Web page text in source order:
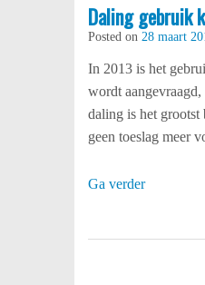
Daling gebruik
Posted on 28 maart
In 2013 is het
wordt
daling is het grootst
geen toeslag meer
Ga verder